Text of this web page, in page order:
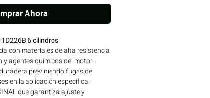
Ahora
6 cilindros
con materiales de alta resistencia
agentes químicos del motor.
previniendo fugas de
en la aplicación específica.
que garantiza ajuste y